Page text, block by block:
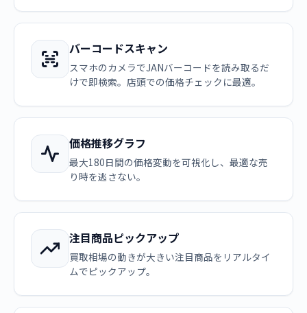
バーコードスキャン
スマホのカメラでJANバーコードを読み取るだ
けで即検索。店頭での価格チェックに最適。
価格推移グラフ
最大180日間の価格変動を可視化し、最適な売
り時を逃さない。
注目商品ピックアップ
買取相場の動きが大きい注目商品をリアルタイ
ムでピックアップ。